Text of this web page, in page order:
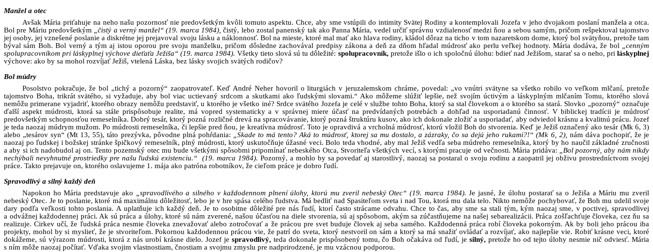
Manžel a otec
Avšak Mária priťahuje na neho našu pozornosť nie predovšetkým kvôli tomuto aspektu. Chce, aby sme vstúpili do intimity Svätej Rodiny a kontemplovali Jozefa v jeho dvojakom poslaní manžela a otca.
Bol pre Máriu predovšetkým „čistý a verný manžel“ (19. marca 1984), čistý, lebo zostal panenský tak ako Panna Mária, vedel určiť správnu vzdialenosť medzi ňou a sebou samým, pričom rešpektoval tajomstvo
jej osoby, jej vznešené poslanie a diskrétne jej prejavoval svoju lásku a náklonnosť. Bol na mieste, ktoré mal mať ako hlava rodiny, kládol dôraz na ticho v tom nazaretskom dome, ktorý bol svätyňou, pretože tam
býval sám Boh. Bol verný a tým aj istou oporou pre svoju manželku, pričom dôsledne zachovával predpisy zákona a deň za dňom hľadal múdrosť ako perlu veľkej hodnoty. Mária dodáva, že bol „cenným
spolupracovníkom pri láskyplnej výchove dieťaťa Ježiša“ (19. marca 1984). Všetky tieto slová sú tu dôležité: spolupracovník, pretože išlo o ich spoločnú úlohu: bdieť nad Ježišom, starať sa o neho, priláskyplnej
výchove: ako by sa mohol rozvíjať Ježiš, vtelená Láska, bez lásky svojich svätých rodičov?
Bol múdry
Posolstvo pokračuje, že bol „tichý a pozorný“ zaopatrovateľ. Keď André Neher hovoril o liturgiách v jeruzalemskom chráme, povedal: „vo vnútri svätyne sa všetko robilo vo veľkom mlčaní, pretože
tajomstvo Boha, trikrát svätého, si vyžaduje, aby bol viac uctievaný srdcom a skutkami ako ľudskými slovami.“ Ako môžeme slúžiť lepšie, než svojím úctivým a láskyplným mlčaním Tomu, ktorého slová
nemôžu primerane vyjadriť, ktorého obrazy nemôžu predstaviť, u ktorého je všetko iné? Srdce svätého Jozefa je celé v službe tohto Boha, ktorý sa stal človekom a o ktorého sa stará. Slovko „pozorný“ označuje
ďalší aspekt múdrosti, ktorá sa stále prispôsobuje realite, má vopred systematicky a v správnej miere účasť na predvídaných potrebách a dohľad na usporiadanú činnosť. V biblickej tradícii je múdrosť
predovšetkým schopnosťou remeselníka. Dobrý tesár, ktorý pozná rozličné drevá na spracovávanie, ktorý pozná štruktúru kusov, ako ich dokonale zložiť a usporiadať, aby odviedol krásnu a kvalitnú prácu. Jozef
je teda naozaj múdrym mužom. Po múdrosti remeselníka, či lepšie pred ňou, je kreatívna múdrosť. Toto je opravdivá a vrcholná múdrosť, ktorú vložil Boh do stvorenia. Keď je Ježiš označený ako tesár (Mk 6, 3)
alebo „tesárov syn“ (Mt 13, 55), táto prezývka, pôvodne plná pohŕdania: „Skade to má tento? Aká to múdrosť, ktorej sa mu dostalo, a zázraky, čo sa dejú jeho rukami?!“ (Mk 6, 2), nám dáva pochopiť, že je
naozaj po ľudskej i božskej stránke špičkový remeselník, plný múdrosti, ktorý uskutočňuje úžasné veci. Bolo teda vhodné, aby mal Ježiš vedľa seba múdreho remeselníka, ktorý by ho naučil základné zručnosti
a aby si ich nadobudol aj on. Tento pozemský otec mu bude všetkými spôsobmi pripomínať nebeského Otca, Stvoriteľa všetkých vecí, s ktorými pracuje od večnosti. Mária pridáva: „Bol pozorný, aby nám nikdy
nechýbali nevyhnutné prostriedky pre našu ľudskú existenciu.“
(19. marca 1984). Pozorný, a mohlo by sa povedať aj starostlivý, naozaj sa postaral o svoju rodinu a zaopatril jej obživu prostredníctvom svojej
práce. Takto prejavuje on, ktorého oslavujeme 1. mája ako patróna robotníkov, že cieľom práce je dobro ľudí.
Spravodlivý a silný každý deň
Napokon ho Mária predstavuje ako „spravodlivého a silného v každodennom plnení úlohy, ktorú mu zveril nebeský Otec“ (19. marca 1984).Je jasné, že úlohu postarať sa o Ježiša a Máriu mu zveril
nebeský Otec. Je to poslanie, ktoré má maximálnu dôležitosť, lebo je v hre spása celého ľudstva.Má bedliť nad Spasiteľom sveta i nad Tou, ktorá mu dala telo. Nikto nemôže pochybovať, že Boh mu udelil svoje
dary podľa veľkosti tohto poslania. A uplatňuje ich každý deň. Je to osobitne dôležité pre nás ľudí, ktorí často strácame odvahu. Chce to čas, aby sme sa stali tým, kým naozaj sme, v poctivej, spravodlivej
a odvážnej každodennej práci. Ak sú práca a úlohy, ktoré sú nám zverené, našou účasťou na diele stvorenia, sú aj spôsobom, akým sa zúčastňujeme na našej sebarealizácii. Práca zošľachťuje človeka, cez ňu sa
realizuje. Cirkev učí, že ľudská práca nesmie človeka znevažovať alebo zotročovať a že prácou pre svet buduje človek aj seba samého. Každodenná práca robí človeka pokorným. Ak by boli jeho prácou iba
projekty, mohol by si myslieť, že je stvoriteľom. Pokornou každodennou prácou vie, že patrí do sveta, ktorý nestvoril on sám a ktorý sa má snažiť ovládať a rozvíjať, ako najlepšie vie. Robiť krásne veci, ktoré
dokážeme, sú výrazom múdrosti, ktorá z nás urobí krásne dielo. Jozef je spravodlivý, teda dokonale prispôsobený tomu, čo Boh očakáva od ľudí, jesilný,pretože ho od tejto úlohy nesmie nič odviesť. Mária
s ním môže naozaj počítať. Vďaka svojim vlastnostiam, čnostiam a svojmu zmyslu pre nadprirodzené, je mu vzácnou podporou.